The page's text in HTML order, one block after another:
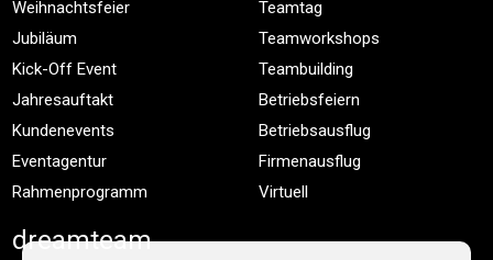
Weihnachtsfeier
Jubiläum
Kick-Off Event
Jahresauftakt
Kundenevents
Eventagentur
Rahmenprogramm
Teamtag
Teamworkshops
Teambuilding
Betriebsfeiern
Betriebsausflug
Firmenausflug
Virtuell
dreamteam